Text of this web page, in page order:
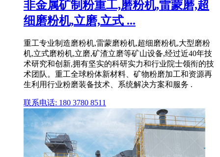
非金属矿制粉重工,磨粉机,雷蒙磨,超
细磨粉机,立磨,立式 ...
重工专业制造磨粉机,雷蒙磨粉机,超细磨粉机,大型磨粉
机,立式磨粉机,立磨,矿渣立磨等矿山设备,经过近40年技
术研究和创新,拥有坚实的科研实力和行业院士领衔的技
术团队。重工全球粉体新材料、矿物粉磨加工和资源再
生利用行业粉磨装备技术、系统解决方案和服务 .
联系电话: 180 3780 8511